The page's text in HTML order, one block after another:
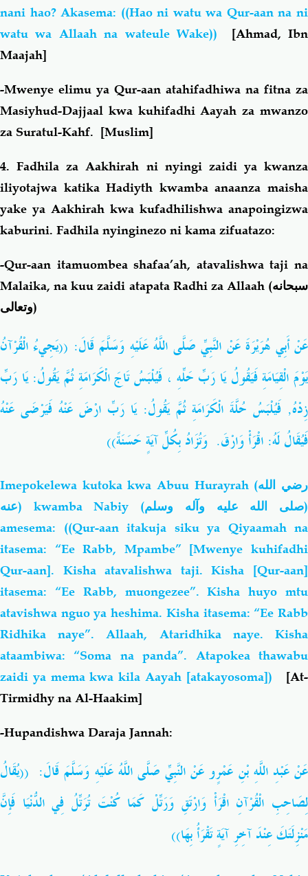
nani hao? Akasema: ((Hao ni watu wa Qur-aan na ni
watu wa Allaah na wateule Wake))
[Ahmad, Ibn
Maajah]
-Mwenye elimu ya Qur-aan atahifadhiwa na fitna za
Masiyhud-Dajjaal kwa kuhifadhi Aayah za mwanzo
za Suratul-Kahf. [Muslim]
4. Fadhila za Aakhirah ni nyingi zaidi ya kwanza
iliyotajwa katika Hadiyth kwamba anaanza maisha
yake ya Aakhirah kwa kufadhilishwa anapoingizwa
kaburini. Fadhila nyinginezo ni kama zifuatazo:
-Qur-aan itamuombea shafaa’ah, atavalishwa taji na
Malaika, na kuu zaidi atapata Radhi za Allaah (سبحانه
وتعالى)
عَنْ أَبِي هُرَيْرَةَ عَنْ النَّبِيِّ صَلَّى اللَّهُ عَلَيْهِ وَسَلَّمَ قَالَ: ((يَجِيءُ الْقُرْآنُ
يَوْمَ الْقِيَامَةِ فَيَقُولُ يَا رَبِّ حَلِّهِ ، فَيُلْبَسُ تَاجَ الْكَرَامَةِ ثُمَّ يَقُولُ: يَا رَبِّ
زِدْهُ, فَيُلْبَسُ حُلَّةَ الْكَرَامَةِ ثُمَّ يَقُولُ: يَا رَبِّ ارْضَ عَنْهُ فَيَرْضَى عَنْهُ
فَيُقَالُ لَهُ: اقْرَأْ وَارْقَ. وَتُزَادُ بِكُلِّ آيَةٍ حَسَنَةً))
Imepokelewa kutoka kwa Abuu Hurayrah(رضي الله
عنه) kwamba Nabiy (صلى الله عليه وآله وسلم)
amesema: ((Qur-aan itakuja siku ya Qiyaamah na
itasema: “Ee Rabb, Mpambe” [Mwenye kuhifadhi
Qur-aan]. Kisha atavalishwa taji. Kisha [Qur-aan]
itasema: “Ee Rabb, muongezee”. Kisha huyo mtu
atavishwa nguo ya heshima. Kisha itasema: “Ee Rabb
Ridhika naye”. Allaah, Ataridhika naye. Kisha
ataambiwa: “Soma na panda”. Atapokea thawabu
zaidi ya mema kwa kila Aayah [atakayosoma])
[At-
Tirmidhy na Al-Haakim]
-Hupandishwa Daraja Jannah:
عَنْ عَبْدِ اللَّهِ بْنِ عَمْرٍو عَنْ النَّبِيِّ صَلَّى اللَّهُ عَلَيْهِ وَسَلَّمَ قَالَ: ((يُقَالُ
لِصَاحِبِ الْقُرْآنِ اقْرَأْ وَارْتَقِ وَرَتِّلْ كَمَا كُنْتَ تُرَتِّلُ فِي الدُّنْيَا فَإِنَّ
مَنْزِلَتَكَ عِنْدَ آخِرِ آيَةٍ تَقْرَأُ بِهَا))